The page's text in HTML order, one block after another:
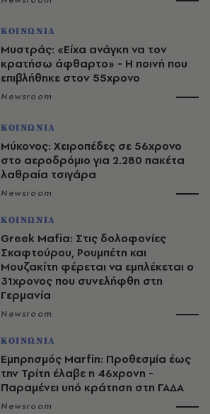
ΚΟΙΝΩΝΙΑ
Μυστράς: «Είχα ανάγκη να τον
κρατήσω άφθαρτο» - Η ποινή που
επιβλήθηκε στον 55χρονο
Newsroom
ΚΟΙΝΩΝΙΑ
Μύκονος: Χειροπέδες σε 56χρονο
στο αεροδρόμιο για 2.280 πακέτα
λαθραία τσιγάρα
Newsroom
ΚΟΙΝΩΝΙΑ
Greek Mafia: Στις δολοφονίες
Σκαφτούρου, Ρουμπέτη και
Μουζακίτη φέρεται να εμπλέκεται ο
31χρονος που συνελήφθη στη
Γερμανία
Newsroom
ΚΟΙΝΩΝΙΑ
Εμπρησμός Marfin: Προθεσμία έως
την Τρίτη έλαβε η 46χρονη -
Παραμένει υπό κράτηση στη ΓΑΔΑ
Newsroom